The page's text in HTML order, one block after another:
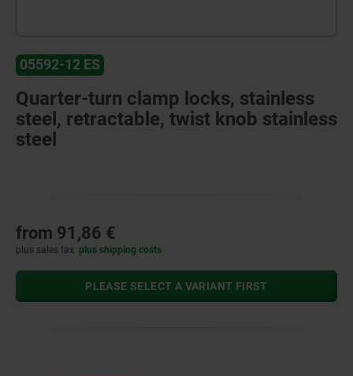
05592-12 ES
Quarter-turn clamp locks, stainless
steel, retractable, twist knob stainless
steel
from 91,86 €
plus sales tax plus shipping costs
PLEASE SELECT A VARIANT FIRST